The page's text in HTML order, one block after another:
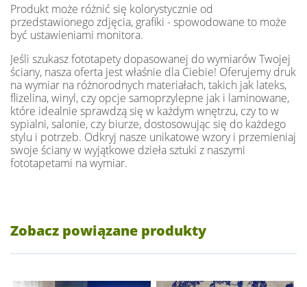
Produkt może różnić się kolorystycznie od
przedstawionego zdjęcia, grafiki - spowodowane to może
być ustawieniami monitora.
Jeśli szukasz fototapety dopasowanej do wymiarów Twojej
ściany, nasza oferta jest właśnie dla Ciebie! Oferujemy druk
na wymiar na różnorodnych materiałach, takich jak lateks,
flizelina, winyl, czy opcje samoprzylepne jak i laminowane,
które idealnie sprawdzą się w każdym wnętrzu, czy to w
sypialni, salonie, czy biurze, dostosowując się do każdego
stylu i potrzeb. Odkryj nasze unikatowe wzory i przemieniaj
swoje ściany w wyjątkowe dzieła sztuki z naszymi
fototapetami na wymiar.
Zobacz powiązane produkty